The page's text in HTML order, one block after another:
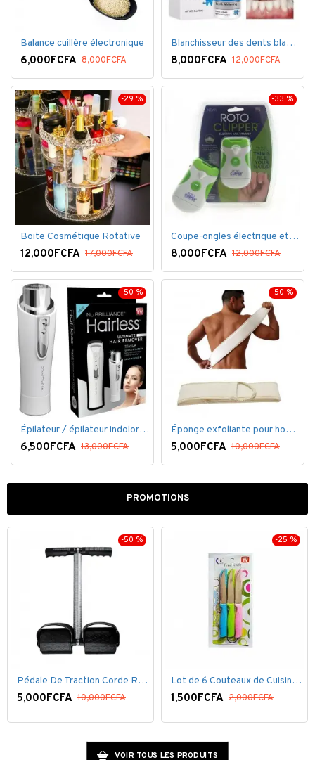
Balance cuillère électronique
6,000FCFA 8,000FCFA
Blanchisseur des dents blanc éblouissant
8,000FCFA 12,000FCFA
-29 %
Boite Cosmétique Rotative
12,000FCFA 17,000FCFA
-33 %
Coupe-ongles électrique et lime électrique
8,000FCFA 12,000FCFA
-50 %
Épilateur / épilateur indolore NuBrilliance Ultimate pour femmes
6,500FCFA 13,000FCFA
-50 %
Éponge exfoliante pour homme
5,000FCFA 10,000FCFA
PROMOTIONS
-50 %
Pédale De Traction Corde Ressort avec poignée pédale de Pied
5,000FCFA 10,000FCFA
-25 %
Lot de 6 Couteaux de Cuisine ( 20,5cm ) - Inox Bleu Rose VERT
1,500FCFA 2,000FCFA
VOIR TOUS LES PRODUITS